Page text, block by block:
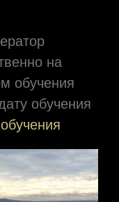
на
обучения
обучения